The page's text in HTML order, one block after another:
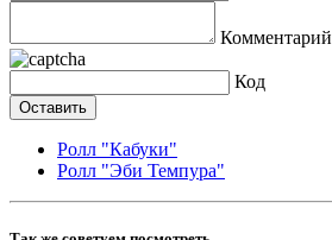
Комментарий
Код
Ролл "Кабуки"
Ролл "Эби Темпура"